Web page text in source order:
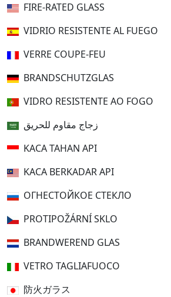
FIRE-RATED GLASS
VIDRIO RESISTENTE AL FUEGO
VERRE COUPE-FEU
BRANDSCHUTZGLAS
VIDRO RESISTENTE AO FOGO
زجاج مقاوم للحريق
KACA TAHAN API
KACA BERKADAR API
ОГНЕСТОЙКОЕ СТЕКЛО
PROTIPOŽÁRNÍ SKLO
BRANDWEREND GLAS
VETRO TAGLIAFUOCO
防火ガラス